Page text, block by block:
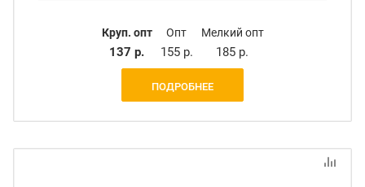
Круп. опт
137 р.
Опт
155 р.
Мелкий опт
185 р.
ПОДРОБНЕЕ